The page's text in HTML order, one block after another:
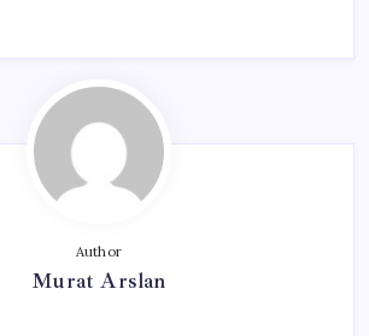
Author
Murat Arslan